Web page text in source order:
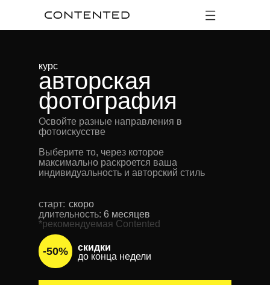
курс
авторская
фотография
старт: скоро
длительность: 6 месяцев
-50%
скидки
до конца недели
*рекомендуемая Contented
Освойте разные направления в
фотоискусстве
Выберите то, через которое
максимально раскроется ваша
индивидуальность и авторский стиль